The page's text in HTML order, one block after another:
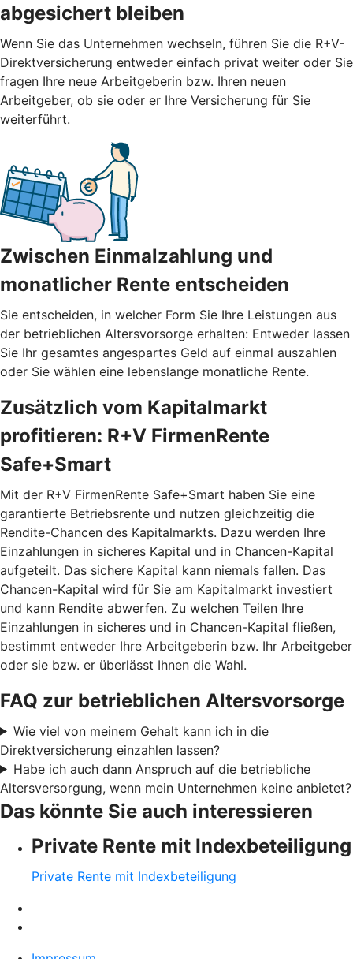
abgesichert bleiben
Wenn Sie das Unternehmen wechseln, führen Sie die R+V-
Direktversicherung entweder einfach privat weiter oder Sie
fragen Ihre neue Arbeitgeberin bzw. Ihren neuen
Arbeitgeber, ob sie oder er Ihre Versicherung für Sie
weiterführt.
Zwischen Einmalzahlung und
monatlicher Rente entscheiden
Sie entscheiden, in welcher Form Sie Ihre Leistungen aus
der betrieblichen Altersvorsorge erhalten: Entweder lassen
Sie Ihr gesamtes angespartes Geld auf einmal auszahlen
oder Sie wählen eine lebenslange monatliche Rente.
Zusätzlich vom Kapitalmarkt
profitieren: R+V FirmenRente
Safe+Smart
Mit der R+V FirmenRente Safe+Smart haben Sie eine
garantierte Betriebsrente und nutzen gleichzeitig die
Rendite-Chancen des Kapitalmarkts. Dazu werden Ihre
Einzahlungen in sicheres Kapital und in Chancen-Kapital
aufgeteilt. Das sichere Kapital kann niemals fallen. Das
Chancen-Kapital wird für Sie am Kapitalmarkt investiert
und kann Rendite abwerfen. Zu welchen Teilen Ihre
Einzahlungen in sicheres und in Chancen-Kapital fließen,
bestimmt entweder Ihre Arbeitgeberin bzw. Ihr Arbeitgeber
oder sie bzw. er überlässt Ihnen die Wahl.
FAQ zur betrieblichen Altersvorsorge
Wie viel von meinem Gehalt kann ich in die
Direktversicherung einzahlen lassen?
Habe ich auch dann Anspruch auf die betriebliche
Altersversorgung, wenn mein Unternehmen keine anbietet?
Das könnte Sie auch interessieren
Private Rente mit Indexbeteiligung
Private Rente mit Indexbeteiligung